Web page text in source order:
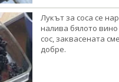
Лукът за соса се
налива бялото
сос, заквасената
добре.